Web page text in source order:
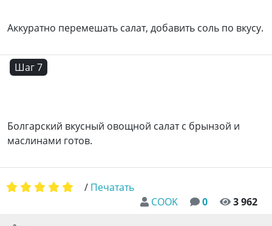
Аккуратно перемешать салат, добавить соль по вкусу.
Шаг 7
Болгарский вкусный овощной салат с брынзой и
маслинами готов.
COOK 0 3 962
/ Печатать